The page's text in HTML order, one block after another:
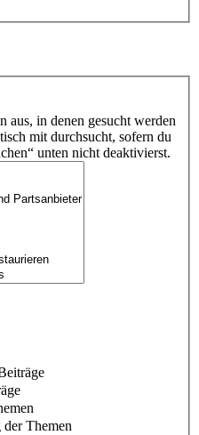
aus, in denen gesucht werden
mit durchsucht, sofern du
unten nicht deaktivierst.
Themen